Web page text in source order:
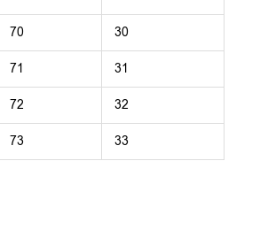
70 30
71 31
72 32
73 33